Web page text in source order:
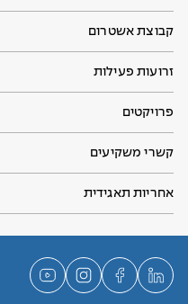
קבוצת אשטרום
זרועות פעילות
פרויקטים
קשרי משקיעים
אחריות תאגידית